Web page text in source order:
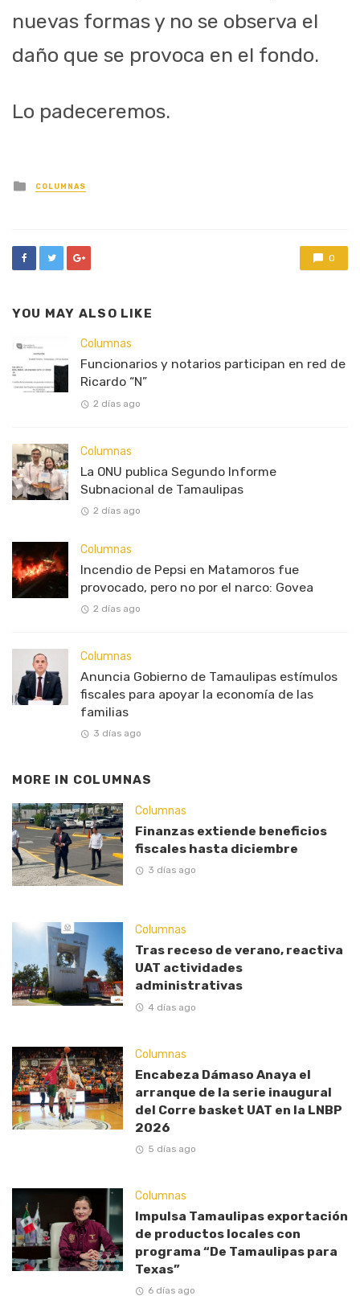
nuevas formas y no se observa el
daño que se provoca en el fondo.
Lo padeceremos.
Posted
in
COLUMNAS
0
YOU MAY ALSO LIKE
Columnas
Funcionarios y notarios participan en red de
Ricardo “N”
2 días ago
Columnas
La ONU publica Segundo Informe
Subnacional de Tamaulipas
2 días ago
Columnas
Incendio de Pepsi en Matamoros fue
provocado, pero no por el narco: Govea
2 días ago
Columnas
Anuncia Gobierno de Tamaulipas estímulos
fiscales para apoyar la economía de las
familias
3 días ago
MORE IN COLUMNAS
Columnas
Finanzas extiende beneficios
fiscales hasta diciembre
3 días ago
Columnas
Tras receso de verano, reactiva
UAT actividades
administrativas
4 días ago
Columnas
Encabeza Dámaso Anaya el
arranque de la serie inaugural
del Corre basket UAT en la LNBP
2026
5 días ago
Columnas
Impulsa Tamaulipas exportación
de productos locales con
programa “De Tamaulipas para
Texas”
6 días ago